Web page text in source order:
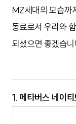
MZ세대의 모습까
동료로서 우리와
되셨으면 좋겠습니
1. 메타버스 네이